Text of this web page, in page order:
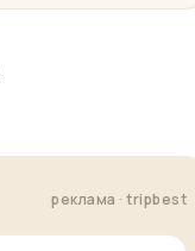
реклама · tripbest